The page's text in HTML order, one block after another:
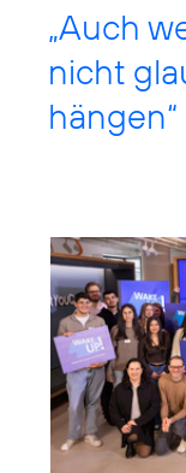
„Auch
nicht
hängen“